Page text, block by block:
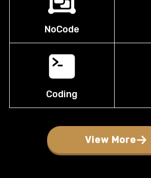
NoCode
Coding
View More